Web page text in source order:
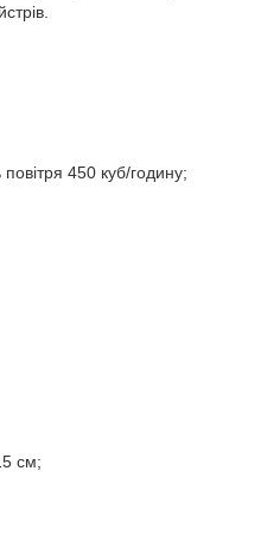
450 куб/годину;
см;